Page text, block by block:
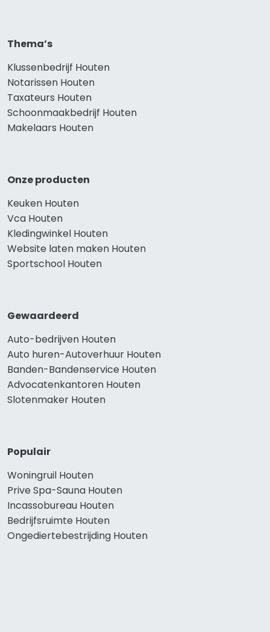
Thema’s
Klussenbedrijf Houten
Notarissen Houten
Taxateurs Houten
Schoonmaakbedrijf Houten
Makelaars Houten
Onze producten
Keuken Houten
Vca Houten
Kledingwinkel Houten
Website laten maken Houten
Sportschool Houten
Gewaardeerd
Auto-bedrijven Houten
Auto huren-Autoverhuur Houten
Banden-Bandenservice Houten
Advocatenkantoren Houten
Slotenmaker Houten
Populair
Woningruil Houten
Prive Spa-Sauna Houten
Incassobureau Houten
Bedrijfsruimte Houten
Ongediertebestrijding Houten